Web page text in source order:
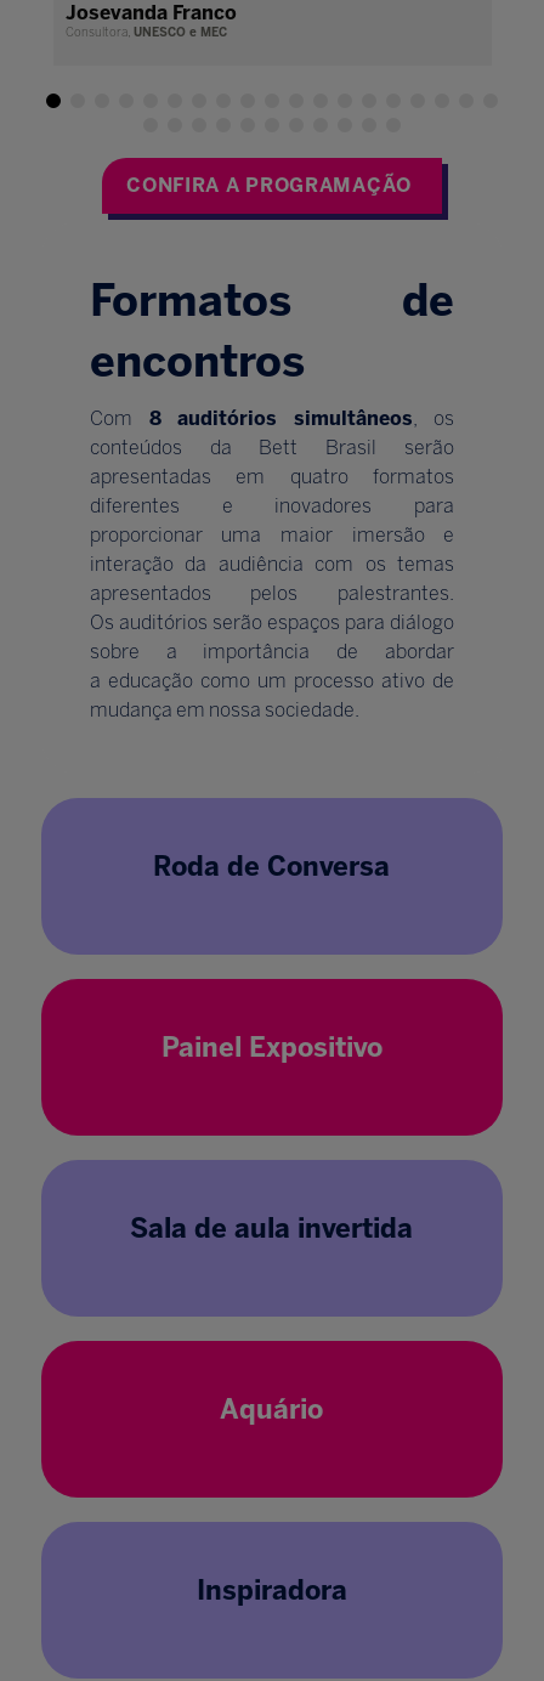
Josevanda Franco
Consultora, UNESCO e MEC
CONFIRA A PROGRAMAÇÃO
Formatos de
encontros
Com 8 auditórios simultâneos, os
conteúdos da Bett Brasil serão
apresentadas em quatro formatos
diferentes e inovadores para
proporcionar uma maior imersão e
interação da audiência com os temas
apresentados pelos palestrantes.
Os auditórios serão espaços para diálogo
sobre a importância de abordar
a educação como um processo ativo de
mudança em nossa sociedade.
Roda de Conversa
Painel Expositivo
Sala de aula invertida
Aquário
Inspiradora